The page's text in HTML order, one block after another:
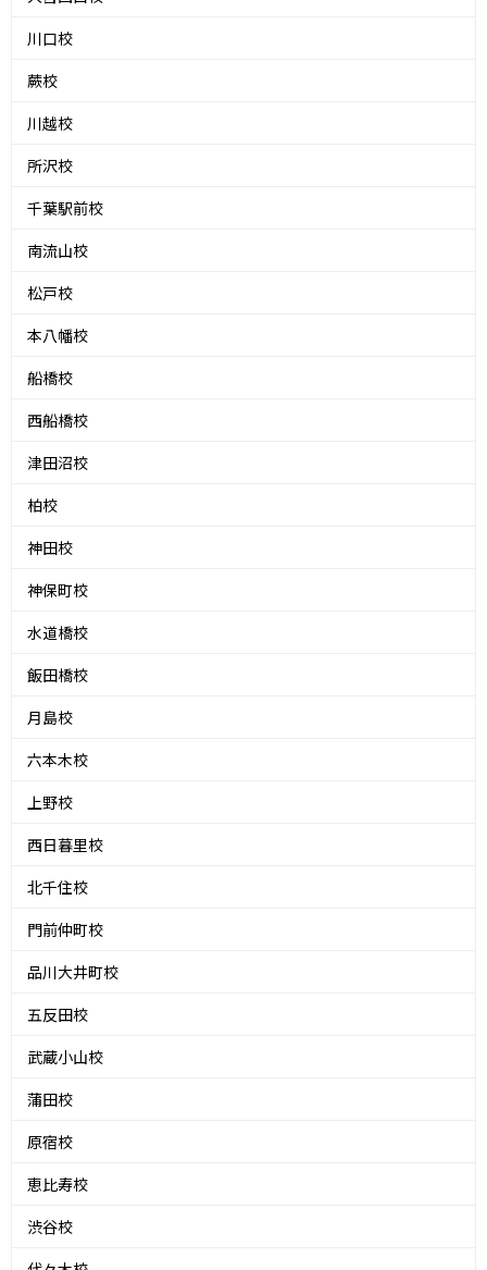
川口校
蕨校
川越校
所沢校
千葉駅前校
南流山校
松戸校
本八幡校
船橋校
西船橋校
津田沼校
柏校
神田校
神保町校
水道橋校
飯田橋校
月島校
六本木校
上野校
西日暮里校
北千住校
門前仲町校
品川大井町校
五反田校
武蔵小山校
蒲田校
原宿校
恵比寿校
渋谷校